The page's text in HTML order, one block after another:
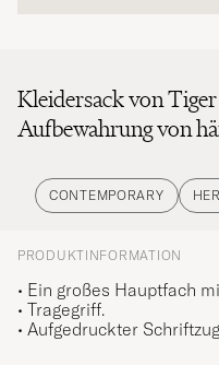
Kleidersack von
Aufbewahrung von
CONTEMPORARY
PRODUKTINFORMATION
• Ein großes Hauptfach
• Tragegriff.
• Aufgedruckter